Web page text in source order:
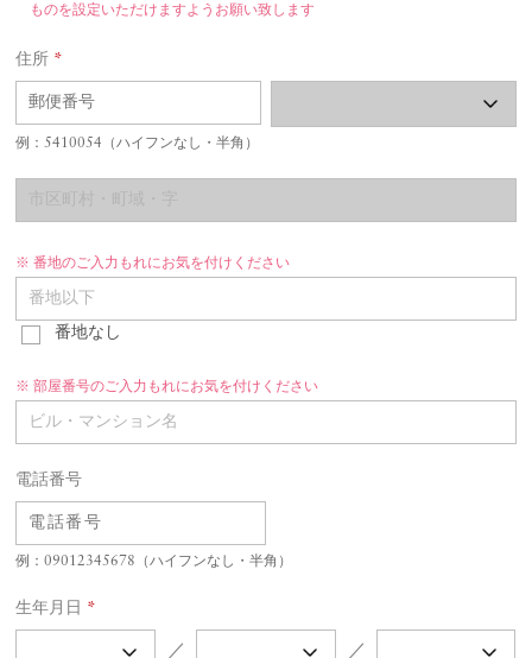
ものを設定いただけますようお願い致します
住所 *
例：5410054（ハイフンなし・半角）
番地のご入力もれにお気を付けください
番地なし
部屋番号のご入力もれにお気を付けください
電話番号
例：09012345678（ハイフンなし・半角）
生年月日 *
／ ／